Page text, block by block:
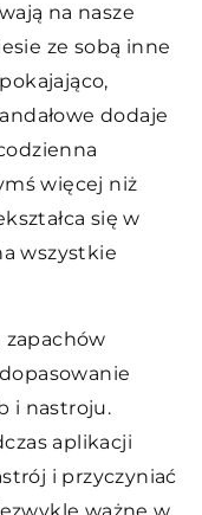
na nasze
ze sobą inne
dodaje
więcej niż
się w
wszystkie
zapachów
i nastroju.
aplikacji
i przyczyniać